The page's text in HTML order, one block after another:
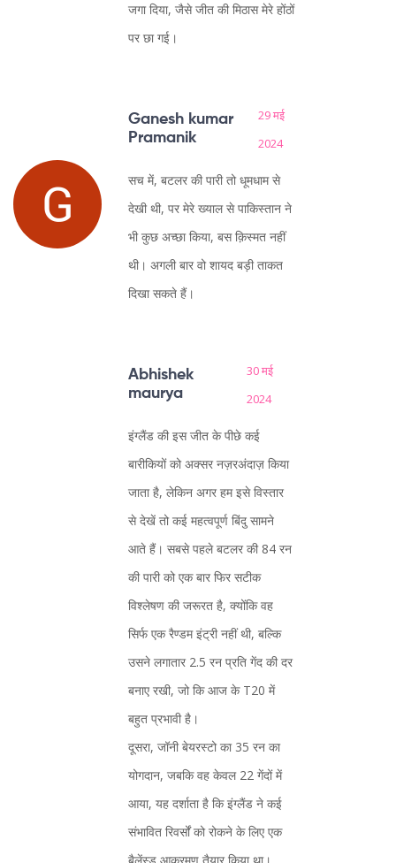
जगा दिया, जैसे जीत की मिठास मेरे होंठों
पर छा गई।
Ganesh kumar
Pramanik
29 मई
2024
सच में, बटलर की पारी तो धूमधाम से
देखी थी, पर मेरे ख्याल से पाकिस्तान ने
भी कुछ अच्छा किया, बस क़िस्मत नहीं
थी। अगली बार वो शायद बड़ी ताकत
दिखा सकते हैं।
Abhishek
maurya
30 मई
2024
इंग्लैंड की इस जीत के पीछे कई
बारीकियों को अक्सर नज़रअंदाज़ किया
जाता है, लेकिन अगर हम इसे विस्तार
से देखें तो कई महत्वपूर्ण बिंदु सामने
आते हैं। सबसे पहले बटलर की 84 रन
की पारी को एक बार फिर सटीक
विश्लेषण की जरूरत है, क्योंकि वह
सिर्फ एक रैण्डम इंट्री नहीं थी, बल्कि
उसने लगातार 2.5 रन प्रति गेंद की दर
बनाए रखी, जो कि आज के T20 में
बहुत प्रभावी है।
दूसरा, जॉनी बेयरस्टो का 35 रन का
योगदान, जबकि वह केवल 22 गेंदों में
आया, यह दर्शाता है कि इंग्लैंड ने कई
संभावित रिवर्सों को रोकने के लिए एक